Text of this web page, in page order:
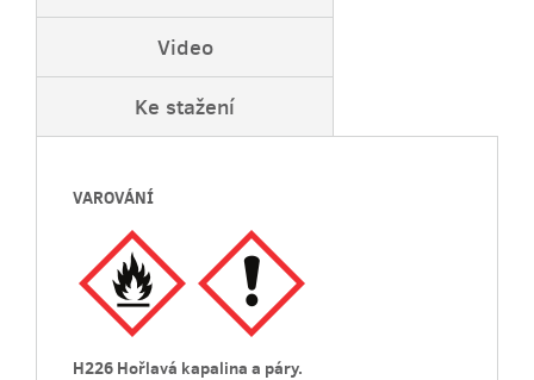
Video
Ke stažení
VAROVÁNÍ
H226 Hořlavá kapalina a páry.